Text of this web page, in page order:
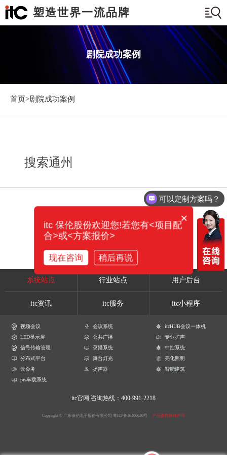
塑造世界一流品牌
剧院成功案例
首页>剧院成功案例
搜索通州
系统站点 行业站点 用户后台
itc资讯 itc服务 itc小程序
视频会议 会议系统
itcHUB会议一体机
LED显示屏
公共广播
专业扩声
信号传输管理
录播系统
中控系统
分布式平台
舞台灯光
亮化照明
云会务
扬声器
智能建筑
pis车载系统
itc官网 咨询热线：400-991-2218
Copyright © 广东保伦电子股份有限公司 粤ICP备16106620号 产品参数解释声明
可以定制方案吗？
×
itc 保伦股份欢迎您!若您有<项目配
合>或<方案报价>
现在咨询 稍后再说